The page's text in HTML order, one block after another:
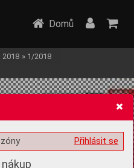
volitelných informací
Domů
2018 » 1/2018
Přihlásit se